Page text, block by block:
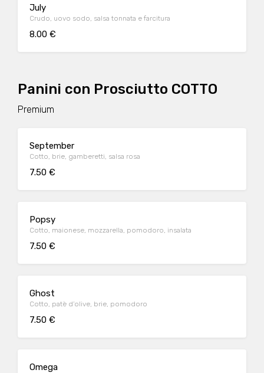
July
Crudo, uovo sodo, salsa tonnata e farcitura
8.00 €
Panini con Prosciutto COTTO
Premium
September
Cotto, brie, gamberetti, salsa rosa
7.50 €
Popsy
Cotto, maionese, mozzarella, pomodoro, insalata
7.50 €
Ghost
Cotto, patè d’olive, brie, pomodoro
7.50 €
Omega